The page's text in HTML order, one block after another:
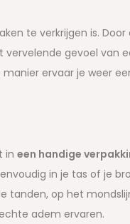
te verkrijgen is. Door
vervelende gevoel van
ervaar je weer
in een handige
in je tas of je
tanden, op het
adem ervaren.